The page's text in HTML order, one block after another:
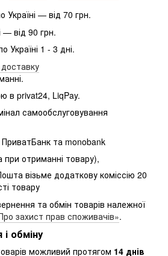
— від 70 грн.
— від 90 грн.
Україні 1 - 3 дні.
в privat24, LiqPay.
самообслуговування
та monobank
при отриманні товару),
візьме додаткову коміссію 20
товару
та обмін товарів належної
захист прав споживачів».
обміну
можливий протягом 14 днів